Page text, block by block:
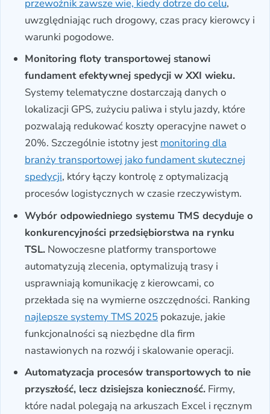
przewoźnik zawsze wie, kiedy dotrze do celu,
uwzględniając ruch drogowy, czas pracy kierowcy i
warunki pogodowe.
Monitoring floty transportowej stanowi
fundament efektywnej spedycji w XXI wieku.
Systemy telematyczne dostarczają danych o
lokalizacji GPS, zużyciu paliwa i stylu jazdy, które
pozwalają redukować koszty operacyjne nawet o
20%. Szczególnie istotny jest monitoring dla
branży transportowej jako fundament skutecznej
spedycji, który łączy kontrolę z optymalizacją
procesów logistycznych w czasie rzeczywistym.
Wybór odpowiedniego systemu TMS decyduje o
konkurencyjności przedsiębiorstwa na rynku
TSL. Nowoczesne platformy transportowe
automatyzują zlecenia, optymalizują trasy i
usprawniają komunikację z kierowcami, co
przekłada się na wymierne oszczędności. Ranking
najlepsze systemy TMS 2025 pokazuje, jakie
funkcjonalności są niezbędne dla firm
nastawionych na rozwój i skalowanie operacji.
Automatyzacja procesów transportowych to nie
przyszłość, lecz dzisiejsza konieczność. Firmy,
które nadal polegają na arkuszach Excel i ręcznym